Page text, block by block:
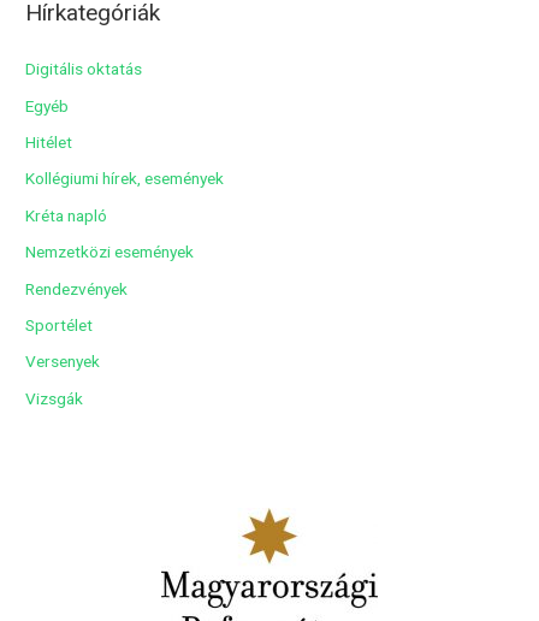
hHírkategóriák
Digitális oktatás
Egyéb
Hitélet
Kollégiumi hírek, események
Kréta napló
Nemzetközi események
Rendezvények
Sportélet
Versenyek
Vizsgák